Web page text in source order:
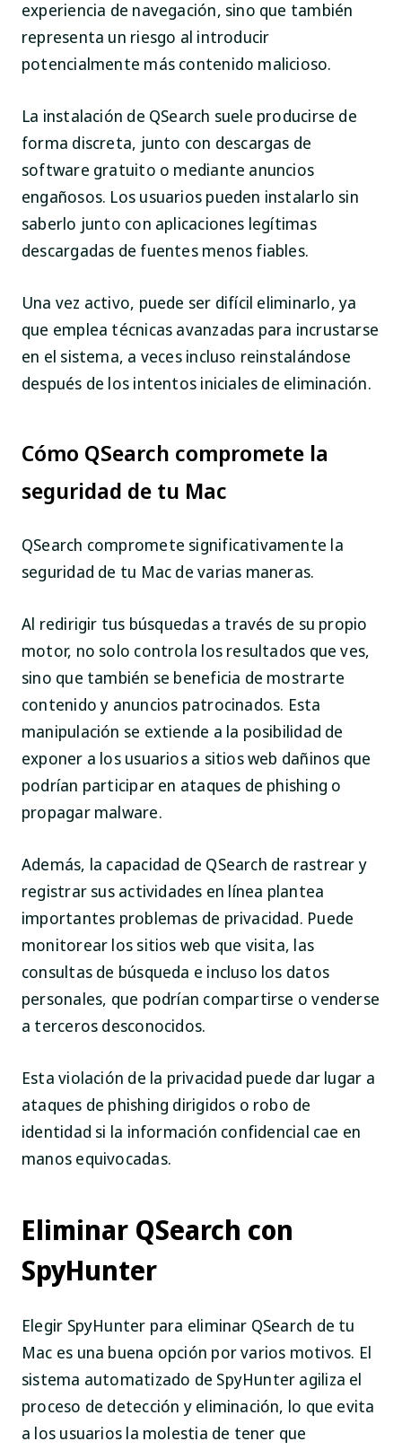
experiencia de navegación, sino que también
representa un riesgo al introducir
potencialmente más contenido malicioso.
La instalación de QSearch suele producirse de
forma discreta, junto con descargas de
software gratuito o mediante anuncios
engañosos. Los usuarios pueden instalarlo sin
saberlo junto con aplicaciones legítimas
descargadas de fuentes menos fiables.
Una vez activo, puede ser difícil eliminarlo, ya
que emplea técnicas avanzadas para incrustarse
en el sistema, a veces incluso reinstalándose
después de los intentos iniciales de eliminación.
Cómo QSearch compromete la
seguridad de tu Mac
QSearch compromete significativamente la
seguridad de tu Mac de varias maneras.
Al redirigir tus búsquedas a través de su propio
motor, no solo controla los resultados que ves,
sino que también se beneficia de mostrarte
contenido y anuncios patrocinados. Esta
manipulación se extiende a la posibilidad de
exponer a los usuarios a sitios web dañinos que
podrían participar en ataques de phishing o
propagar malware.
Además, la capacidad de QSearch de rastrear y
registrar sus actividades en línea plantea
importantes problemas de privacidad. Puede
monitorear los sitios web que visita, las
consultas de búsqueda e incluso los datos
personales, que podrían compartirse o venderse
a terceros desconocidos.
Esta violación de la privacidad puede dar lugar a
ataques de phishing dirigidos o robo de
identidad si la información confidencial cae en
manos equivocadas.
Eliminar QSearch con
SpyHunter
Elegir SpyHunter para eliminar QSearch de tu
Mac es una buena opción por varios motivos. El
sistema automatizado de SpyHunter agiliza el
proceso de detección y eliminación, lo que evita
a los usuarios la molestia de tener que